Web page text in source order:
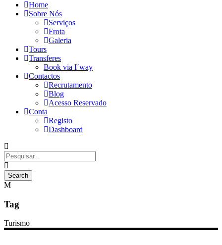
Home
Sobre Nós
Serviços
Frota
Galeria
Tours
Transferes
Book via I´way
Contactos
Recrutamento
Blog
Acesso Reservado
Conta
Registo
Dashboard
Tag
Turismo